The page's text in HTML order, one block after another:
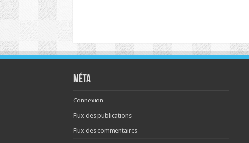
Méta
Connexion
Flux des publications
Flux des commentaires